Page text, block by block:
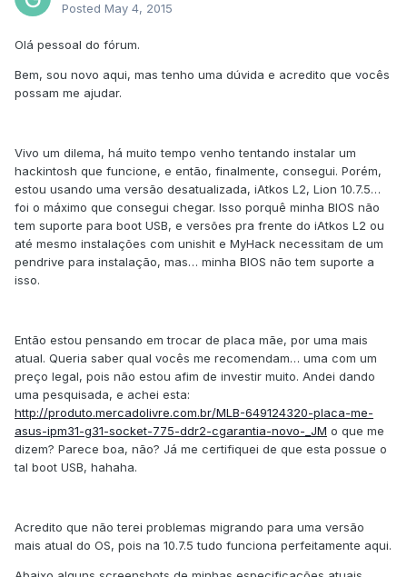
Posted May 4, 2015
Olá pessoal do fórum.
Bem, sou novo aqui, mas tenho uma dúvida e acredito que vocês
possam me ajudar.
Vivo um dilema, há muito tempo venho tentando instalar um
hackintosh que funcione, e então, finalmente, consegui. Porém,
estou usando uma versão desatualizada, iAtkos L2, Lion 10.7.5…
foi o máximo que consegui chegar. Isso porquê minha BIOS não
tem suporte para boot USB, e versões pra frente do iAtkos L2 ou
até mesmo instalações com unishit e MyHack necessitam de um
pendrive para instalação, mas… minha BIOS não tem suporte a
isso.
Então estou pensando em trocar de placa mãe, por uma mais
atual. Queria saber qual vocês me recomendam… uma com um
preço legal, pois não estou afim de investir muito. Andei dando
uma pesquisada, e achei esta:
http://produto.mercadolivre.com.br/MLB-649124320-placa-me-
asus-ipm31-g31-socket-775-ddr2-cgarantia-novo-_JM o que me
dizem? Parece boa, não? Já me certifiquei de que esta possue o
tal boot USB, hahaha.
Acredito que não terei problemas migrando para uma versão
mais atual do OS, pois na 10.7.5 tudo funciona perfeitamente aqui.